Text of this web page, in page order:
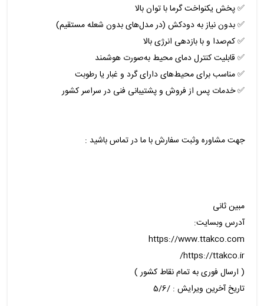
✅ پخش یکنواخت گرما با توان بالا
✅ بدون نیاز به دودکش (در مدل‌های بدون شعله مستقیم)
✅ کم‌صدا و با بازدهی انرژی بالا
✅ قابلیت کنترل دمای محیط به‌صورت هوشمند
✅ مناسب برای محیط‌های دارای گرد و غبار یا رطوبت
✅ خدمات پس از فروش و پشتیبانی فنی در سراسر کشور
جهت مشاوره وثبت سفارش با ما در تماس باشید :
مبین ثانی
آدرس وبسایت:
https://www.ttakco.com
https://ttakco.ir/
( ارسال فوری به تمام نقاط کشور )
تاریخ آخرین ویرایش : /5/6